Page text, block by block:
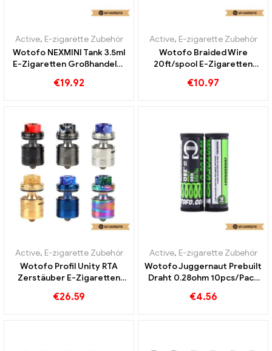
Active, E-zigarette Zubehör
Wotofo NEXMINI Tank 3.5ml
E-Zigaretten Großhandel丨
€19.92
Active, E-zigarette Zubehör
Wotofo Braided Wire
20ft/spool E-Zigaretten
€10.97
Active, E-zigarette Zubehör
Wotofo Profil Unity RTA
Zerstäuber E-Zigaretten
€26.59
Active, E-zigarette Zubehör
Wotofo Juggernaut Prebuilt
Draht 0.28ohm 10pcs/Pack
Custom
€4.56